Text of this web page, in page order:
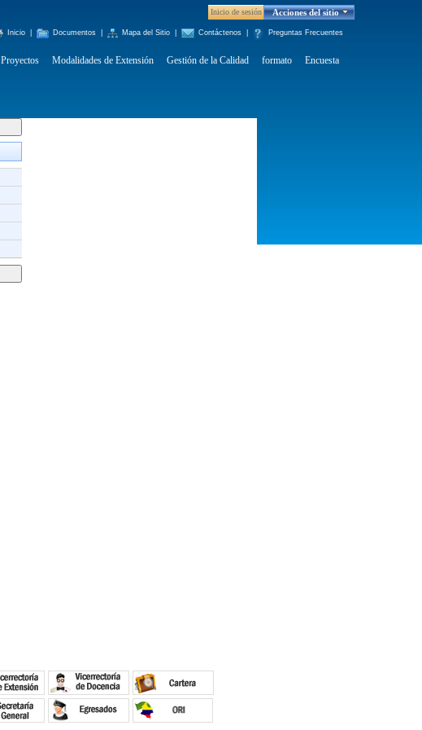
Inicio de sesión Acciones del sitio
Inicio Documentos Mapa del Sitio Contáctenos Preguntas Frecuentes
Proyectos Modalidades de Extensión Gestión de la Calidad formato Encuesta